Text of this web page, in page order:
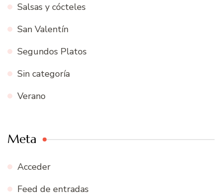
Salsas y cócteles
San Valentín
Segundos Platos
Sin categoría
Verano
Meta
Acceder
Feed de entradas